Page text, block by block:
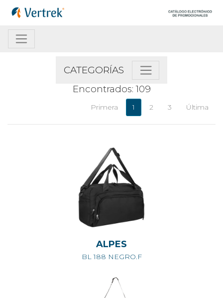
CATEGORÍAS
Encontrados: 109
Primera 1 2 3 Última
ALPES
BL 188 NEGRO.F